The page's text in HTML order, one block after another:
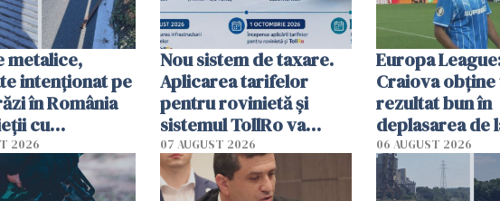
metalice,
intenționat pe
în România
cu
"Mi-au
lei să mă
2026
Nou sistem de taxare.
Aplicarea tarifelor
pentru rovinietă şi
sistemul TollRo va
începe la 1 octombrie
07 AUGUST 2026
Europa
Craiova obține
rezultat bun în
deplasarea de
06 AUGUST 2026